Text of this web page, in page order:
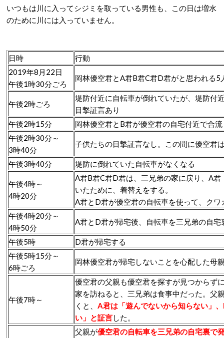
いつもは川に入ってシジミを取っている男性も、この日は増水
のために川には入っていません。
日時
行動
2019年8月22日
午後1時30分ごろ
岡林優空君とA君B君C君D君がと思われる
午後2時ごろ
堤防付近に自転車が倒れていたが、堤防付
目撃証言あり
午後2時15分
岡林優空君とB君が優空君の自宅付近で合流
午後2時30分～
3時40分
子供たちの目撃証言なし。この間に優空君
午後3時40分 堤防に倒れていた自転車がなくなる
午後4時～
4時20分
A君B君C君D君は、三兄弟の家に戻り、A
いたために、着替えをする。
A君とD君が優空君の自転車を使って、ク
午後4時20分～
4時50分
A君とD君が帰宅後、自転車を三兄弟の自宅
午後5時
D君が帰宅する
午後5時15分～
6時ごろ
岡林優空君が帰宅しないことを心配した母
午後7時～
優空君の父親も優空君を探すが見つからず
家を訪ねると、三兄弟は食事中だった。父
くと、 A君は「遊んでないから知らない」
い」と証言した。
父親が優空君の自転車を三兄弟の自宅裏で